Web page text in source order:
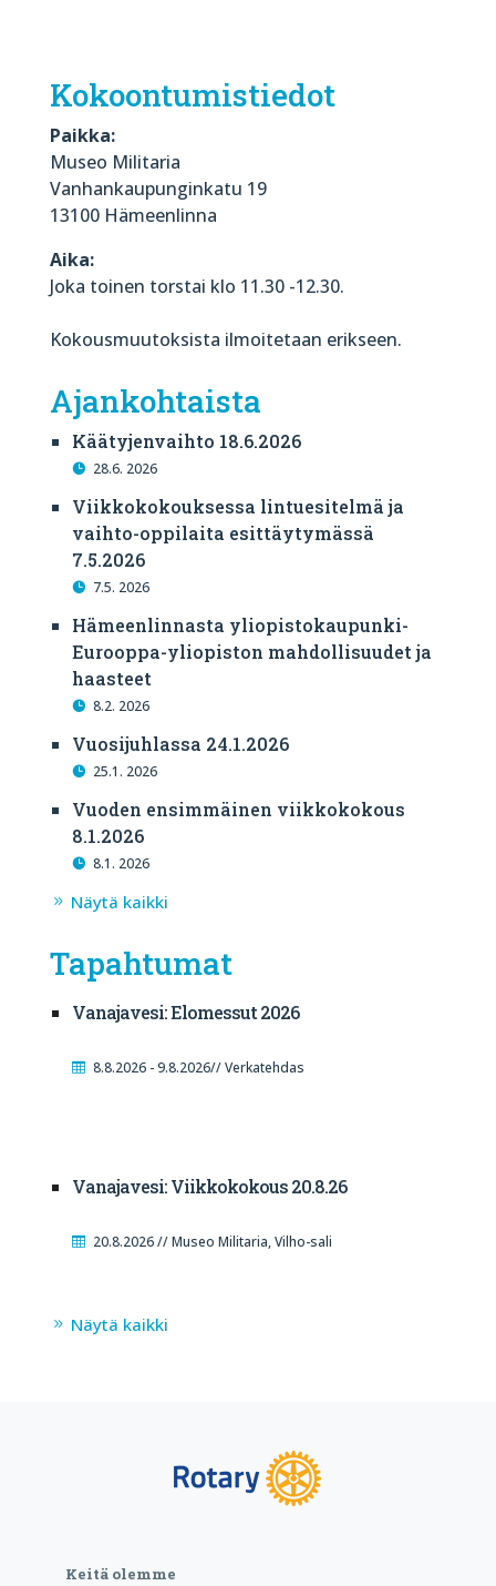
Kokoontumistiedot
Paikka:
Museo Militaria
Vanhankaupunginkatu 19
13100 Hämeenlinna
Aika:
Joka toinen torstai klo 11.30 -12.30.
Kokousmuutoksista ilmoitetaan erikseen.
Ajankohtaista
Käätyjenvaihto 18.6.2026
28.6. 2026
Viikkokokouksessa lintuesitelmä ja
vaihto-oppilaita esittäytymässä
7.5.2026
7.5. 2026
Hämeenlinnasta yliopistokaupunki-
Eurooppa-yliopiston mahdollisuudet ja
haasteet
8.2. 2026
Vuosijuhlassa 24.1.2026
25.1. 2026
Vuoden ensimmäinen viikkokokous
8.1.2026
8.1. 2026
Näytä kaikki
Tapahtumat
Vanajavesi: Elomessut 2026
8.8.2026 - 9.8.2026// Verkatehdas
Vanajavesi: Viikkokokous 20.8.26
20.8.2026 // Museo Militaria, Vilho-sali
Näytä kaikki
Keitä olemme